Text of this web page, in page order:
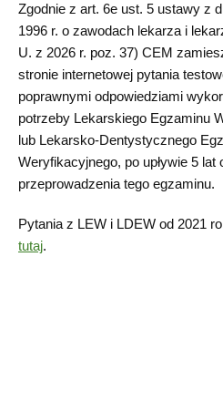
Zgodnie z art. 6e ust. 5 ustawy z
1996 r. o zawodach lekarza i
U. z 2026 r. poz. 37) CEM
stronie internetowej pytania
poprawnymi odpowiedziami
potrzeby Lekarskiego Egzaminu
lub Lekarsko-Dentystycznego
Weryfikacyjnego, po upływie 5 lat
przeprowadzenia tego egzaminu.
Pytania z LEW i LDEW od 2021
tutaj.